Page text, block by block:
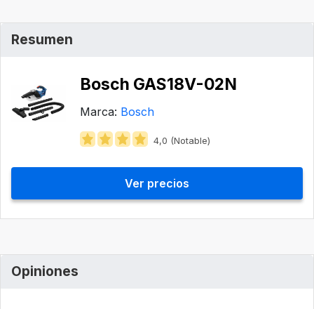
Resumen
Bosch GAS18V-02N
Marca: Bosch
4,0 (Notable)
Ver precios
Opiniones